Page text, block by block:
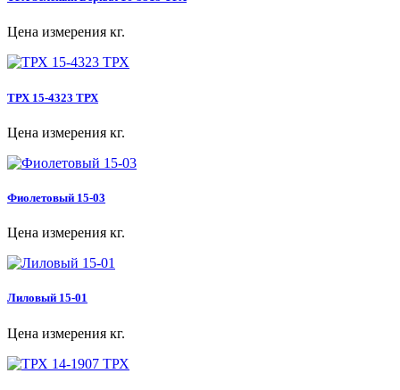
Цена измерения кг.
ТРХ 15-4323 ТРХ
Цена измерения кг.
Фиолетовый 15-03
Цена измерения кг.
Лиловый 15-01
Цена измерения кг.